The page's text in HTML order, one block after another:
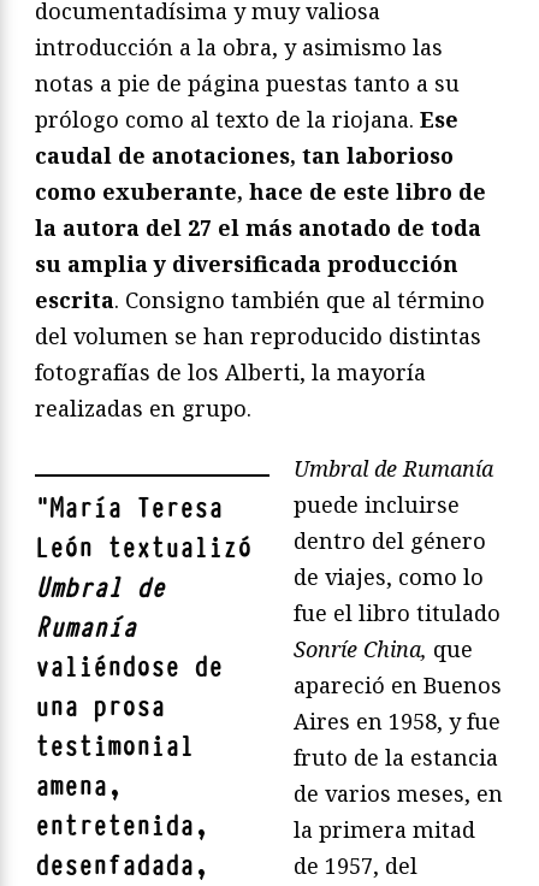
documentadísima y muy valiosa
introducción a la obra, y asimismo las
notas a pie de página puestas tanto a su
prólogo como al texto de la riojana. Ese
caudal de anotaciones, tan laborioso
como exuberante, hace de este libro de
la autora del 27 el más anotado de toda
su amplia y diversificada producción
escrita. Consigno también que al término
del volumen se han reproducido distintas
fotografías de los Alberti, la mayoría
realizadas en grupo.
"María Teresa
León textualizó
Umbral de
Rumanía
valiéndose de
una prosa
testimonial
amena,
entretenida,
desenfadada,
Umbral de Rumanía
puede incluirse
dentro del género
de viajes, como lo
fue el libro titulado
Sonríe China, que
apareció en Buenos
Aires en 1958, y fue
fruto de la estancia
de varios meses, en
la primera mitad
de 1957, del